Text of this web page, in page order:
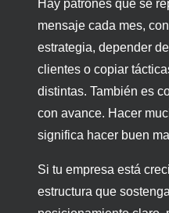
Hay patrones que se
mensaje cada mes,
estrategia, depender
clientes o copiar
distintas. También es
con avance. Hacer
significa hacer buen
Si tu empresa está
estructura que